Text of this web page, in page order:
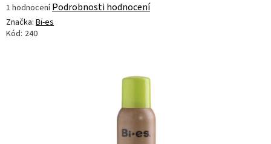
Průměrné
hodnocení
produktu
1 hodnocení Podrobnosti hodnocení
Značka: Bi-es
Kód: 240